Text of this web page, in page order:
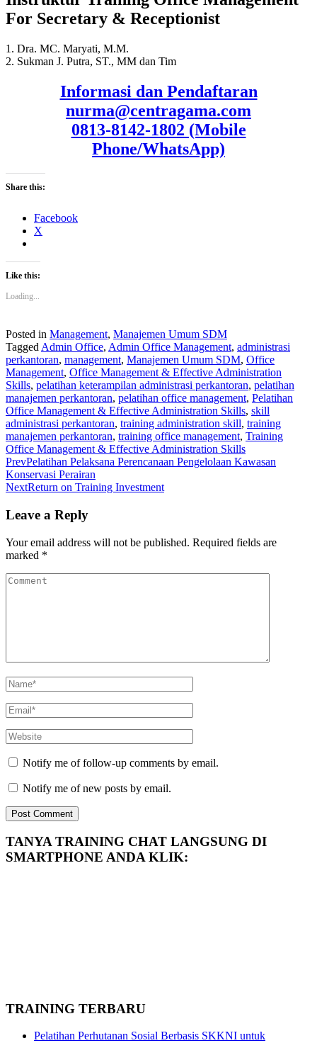
For Secretary & Receptionist
1. Dra. MC. Maryati, M.M.
2. Sukman J. Putra, ST., MM dan Tim
Informasi dan Pendaftaran
nurma@centragama.com
0813-8142-1802 (Mobile
Phone/WhatsApp)
Share this:
Facebook
X
Like this:
Loading...
Posted in Management, Manajemen Umum SDM
Tagged Admin Office, Admin Office Management, administrasi
perkantoran, management, Manajemen Umum SDM, Office
Management, Office Management & Effective Administration
Skills, pelatihan keterampilan administrasi perkantoran, pelatihan
manajemen perkantoran, pelatihan office management, Pelatihan
Office Management & Effective Administration Skills, skill
administrasi perkantoran, training administration skill, training
manajemen perkantoran, training office management, Training
Office Management & Effective Administration Skills
PrevPelatihan Pelaksana Perencanaan Pengelolaan Kawasan
Konservasi Perairan
NextReturn on Training Investment
Leave a Reply
Your email address will not be published. Required fields are
marked *
Notify me of follow-up comments by email.
Notify me of new posts by email.
TANYA TRAINING CHAT LANGSUNG DI
SMARTPHONE ANDA KLIK:
TRAINING TERBARU
Pelatihan Perhutanan Sosial Berbasis SKKNI untuk